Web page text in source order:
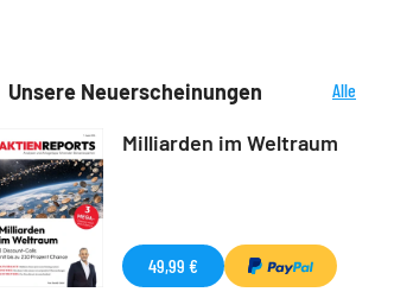
Unsere Neuerscheinungen
Alle
Milliarden im Weltraum
49,99 €